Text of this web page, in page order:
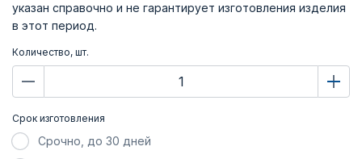
указан справочно и не гарантирует изготовления изделия
в этот период.
Количество, шт.
Срок изготовления
Срочно, до 30 дней